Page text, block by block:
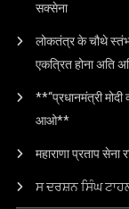
सक्सेना
लोकतंत्र के चौथे स्तंभ
एकत्रित होना अति
**“प्रधानमंत्री
आओ**
महाराणा प्रताप
ਸ ਦਰਸ਼ਨ ਸਿੰਘ